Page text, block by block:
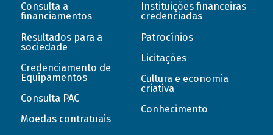
Consulta a
financiamentos
Resultados para a
sociedade
Credenciamento de
Equipamentos
Consulta PAC
Moedas contratuais
Instituições financeiras
credenciadas
Patrocínios
Licitações
Cultura e economia
criativa
Conhecimento